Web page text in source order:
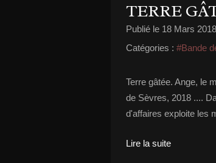
TERRE
Publié le 18 Mars 2018
Catégories : #Bande
Terre gâtée. Ange, le
de Sèvres, 2018 ....
d'affaires exploite les
Lire la suite